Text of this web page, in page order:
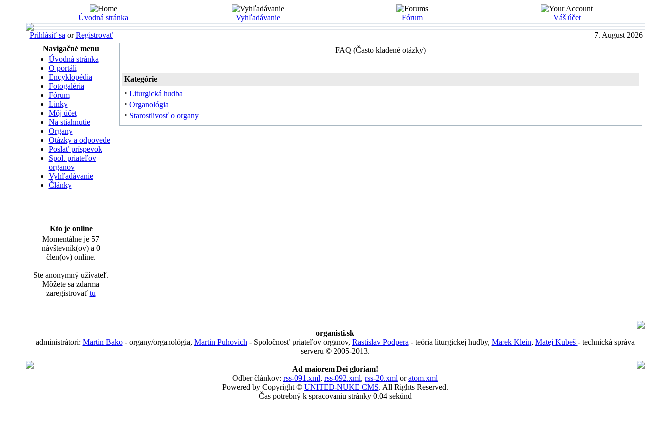
Úvodná stránka Vyhľadávanie Fórum Váš účet
Prihlásiť sa orRegistrovať
7. August 2026
Navigačné menu
Úvodná stránka
O portáli
Encyklopédia
Fotogaléria
Fórum
Linky
Môj účet
Na stiahnutie
Organy
Otázky a odpovede
Poslať príspevok
Spol. priateľov
organov
Vyhľadávanie
Články
Kto je online
Momentálne je 57
návštevník(ov) a 0
člen(ov) online.
Ste anonymný užívateľ.
Môžete sa zdarma
zaregistrovať tu
FAQ (Často kladené otázky)
Kategórie
· Liturgická hudba
· Organológia
· Starostlivosť o organy
organisti.sk
administrátori: Martin Bako- organy/organológia, Martin Puhovich - Spoločnosť priateľov organov, Rastislav Podpera - teória liturgickej hudby, Marek Klein, Matej Kubeš - technická správa
serveru © 2005-2013.
Ad maiorem Dei gloriam!
Odber článkov: rss-091.xml, rss-092.xml, rss-20.xml oratom.xml
Powered by Copyright © UNITED-NUKE CMS. All Rights Reserved.
Čas potrebný k spracovaniu stránky 0.04 sekúnd